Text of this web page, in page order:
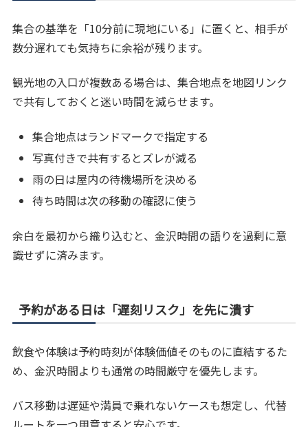
集合の基準を「10分前に現地にいる」に置くと、相手が
数分遅れても気持ちに余裕が残ります。
観光地の入口が複数ある場合は、集合地点を地図リンク
で共有しておくと迷い時間を減らせます。
集合地点はランドマークで指定する
写真付きで共有するとズレが減る
雨の日は屋内の待機場所を決める
待ち時間は次の移動の確認に使う
余白を最初から織り込むと、金沢時間の語りを過剰に意
識せずに済みます。
予約がある日は「遅刻リスク」を先に潰す
飲食や体験は予約時刻が体験価値そのものに直結するた
め、金沢時間よりも通常の時間厳守を優先します。
バス移動は遅延や満員で乗れないケースも想定し、代替